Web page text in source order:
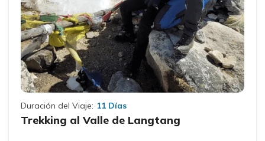
Duración del Viaje: 11 Días
Trekking al Valle de Langtang